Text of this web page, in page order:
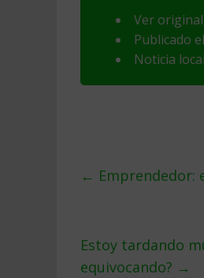
Ver
Publicado el
Noticia
← Emprendedor:
Estoy tardando
equivocando? →